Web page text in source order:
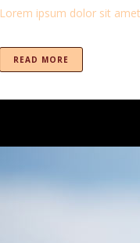
Lorem ipsum dolor sit
READ MORE